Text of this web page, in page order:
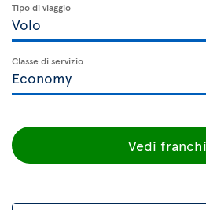
Tipo di viaggio
Classe di servizio
Vedi